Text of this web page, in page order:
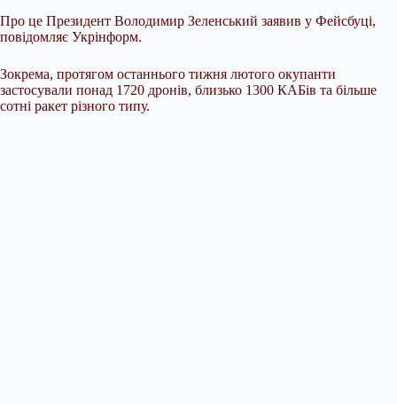
Про це Президент Володимир Зеленський заявив у Фейсбуці,
повідомляє Укрінформ.
Зокрема, протягом останнього тижня лютого окупанти
застосували понад 1720 дронів, близько 1300 КАБів та більше
сотні ракет різного типу.